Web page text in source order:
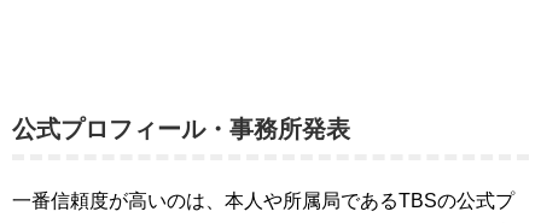
公式プロフィール・事務所発表
一番信頼度が高いのは、本人や所属局であるTBSの公式プ